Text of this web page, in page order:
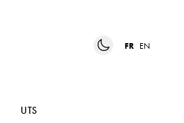
FR EN
UTS